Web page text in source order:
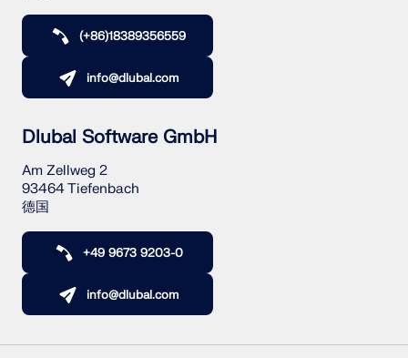
(+86)18389356559
info@dlubal.com
Dlubal Software GmbH
Am Zellweg 2
93464 Tiefenbach
德国
+49 9673 9203-0
info@dlubal.com